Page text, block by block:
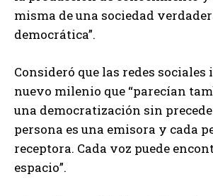
misma de una sociedad
democrática”.
Consideró que las redes
nuevo milenio que “parecían
una democratización sin
persona es una emisora y cada
receptora. Cada voz puede
espacio”.